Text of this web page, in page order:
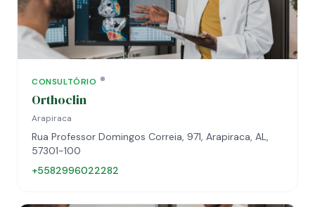
CONSULTÓRIO
Orthoclin
Arapiraca
Rua Professor Domingos Correia, 971, Arapiraca, AL,
57301-100
+5582996022282